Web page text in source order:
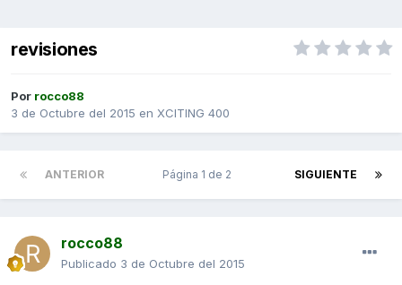
revisiones
Por rocco88
3 de Octubre del 2015 en XCITING 400
ANTERIOR SIGUIENTE
Página 1 de 2
rocco88
Publicado 3 de Octubre del 2015